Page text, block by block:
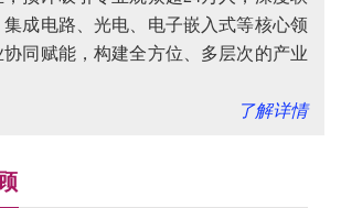
成电路、光电、电子嵌入式等核心领
同赋能，构建全方位、多层次的产业
了解详情